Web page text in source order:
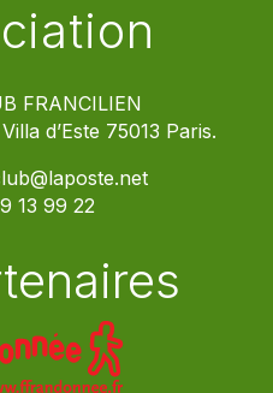
FRANCILIEN
d’Este 75013 Paris.
13 99 22